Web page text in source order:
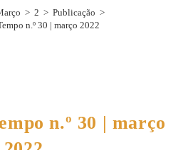
> 2 > Publicação >
n.º 30 | março 2022
n.º 30 | março